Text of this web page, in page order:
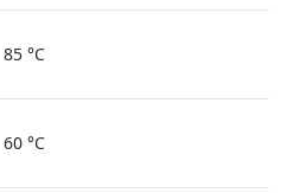
85 °C
60 °C